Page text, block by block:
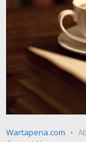
Wartapena.com